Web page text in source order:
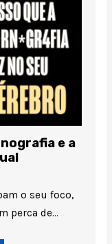
e a
o seu foco,
perca de…